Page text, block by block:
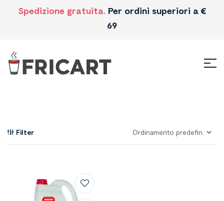
Spedizione gratuita. Per ordini superiori a €
69
Filter